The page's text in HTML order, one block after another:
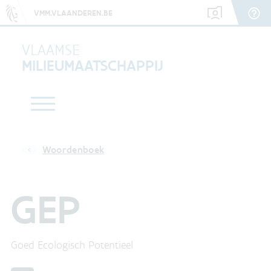
VMM.VLAANDEREN.BE
VLAAMSE
MILIEUMAATSCHAPPIJ
Woordenboek
GEP
Goed Ecologisch Potentieel